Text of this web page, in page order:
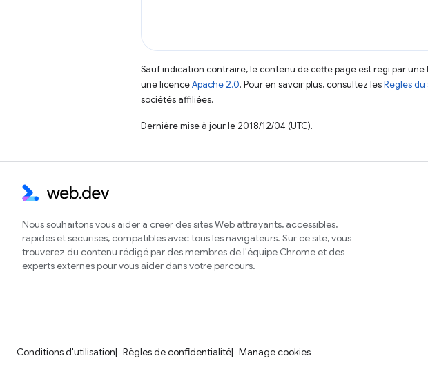
Sauf indication contraire, le contenu de cette page est régi par une
une licenceApache 2.0. Pour en savoir plus, consultez lesRègles
sociétés affiliées.
Dernière mise à jour le 2018/12/04 (UTC).
Nous souhaitons vous aider à créer des sites Web attrayants, accessibles,
rapides et sécurisés, compatibles avec tous les navigateurs. Sur ce site, vous
trouverez du contenu rédigé par des membres de l'équipe Chrome et des
experts externes pour vous aider dans votre parcours.
Conditions d'utilisation Règles de confidentialité Manage cookies